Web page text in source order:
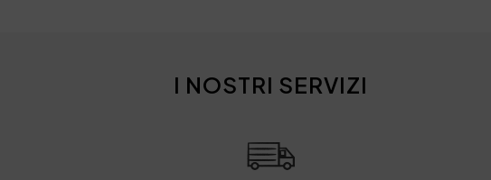
I NOSTRI SERVIZI